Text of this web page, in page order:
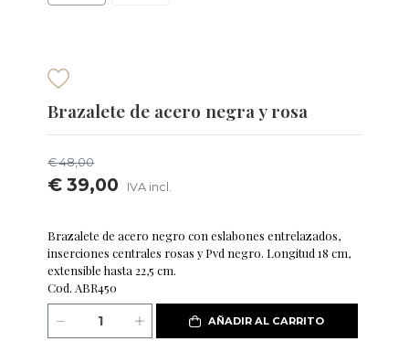
Brazalete de acero negra y rosa
€ 48,00
€ 39,00 IVA incl.
Brazalete de acero negro con eslabones entrelazados,
inserciones centrales rosas y Pvd negro. Longitud 18 cm,
extensible hasta 22,5 cm.
Cod. ABR450
AÑADIR AL CARRITO